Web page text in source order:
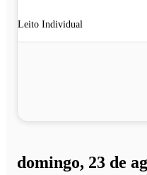
Leito Individual
domingo, 23 de